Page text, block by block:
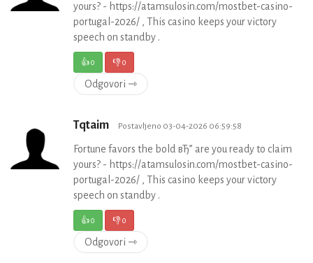
yours? - https://atamsulosin.com/mostbet-casino-
portugal-2026/ , This casino keeps your victory
speech on standby .
👍0 👎0
Odgovori ⇾
Tqtaim Postavljeno 03-04-2026 06:59:58
Fortune favors the bold вЂ” are you ready to claim
yours? - https://atamsulosin.com/mostbet-casino-
portugal-2026/ , This casino keeps your victory
speech on standby .
👍0 👎0
Odgovori ⇾